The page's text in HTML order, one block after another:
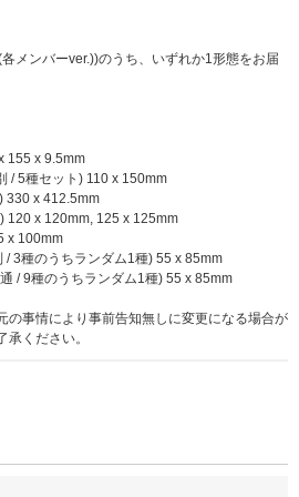
)11:00～2026年1月13日(火)10:59 当落発
(各会場でメンバーに直接会えるイベントにご
バー個別トーク & ハイタッチ会
バー個別2ショット撮影会(スマートフォン使
ン会(ミニトーク & 撮影会)
バー全員お渡し会
です。
同じとなります。
様1名のグリーティングではございません。
・祝)
・祝)
(オンライン上でサイン会やトーク会にご参加
ーイベント限定絵柄「手書きデコプリント入
枚(全9種)をランダムでお届けいたします。
MUSIC STOREのフォトカードの
トをご用意！
絵柄「メンバー別フォトカード」に加え、各メ
ォトカード」を抽選でプレゼントいたします！
ード」のメンバーはランダムとなります。
ラッキードローイベント限定絵柄「メンバー
たします。
別フォトカード」は、&TEAM Weverse Shop
名様)、UNIVERSAL MUSIC STOREで各メン
選でプレゼントいたします。
」または「手書きデコプリントフォトカード」
たします。発送の日程は変更になる場合がござ
せん。
ゼント用の各カードには数に限りがございま
、あらかじめご了承ください。
メンバーver.))のうち、いずれか1形態をお届
155 x 9.5mm
/ 5種セット) 110 x 150mm
330 x 412.5mm
120 x 120mm, 125 x 125mm
x 100mm
/ 3種のうちランダム1種) 55 x 85mm
/ 9種のうちランダム1種) 55 x 85mm
事情により事前告知無しに変更になる場合が
ください。